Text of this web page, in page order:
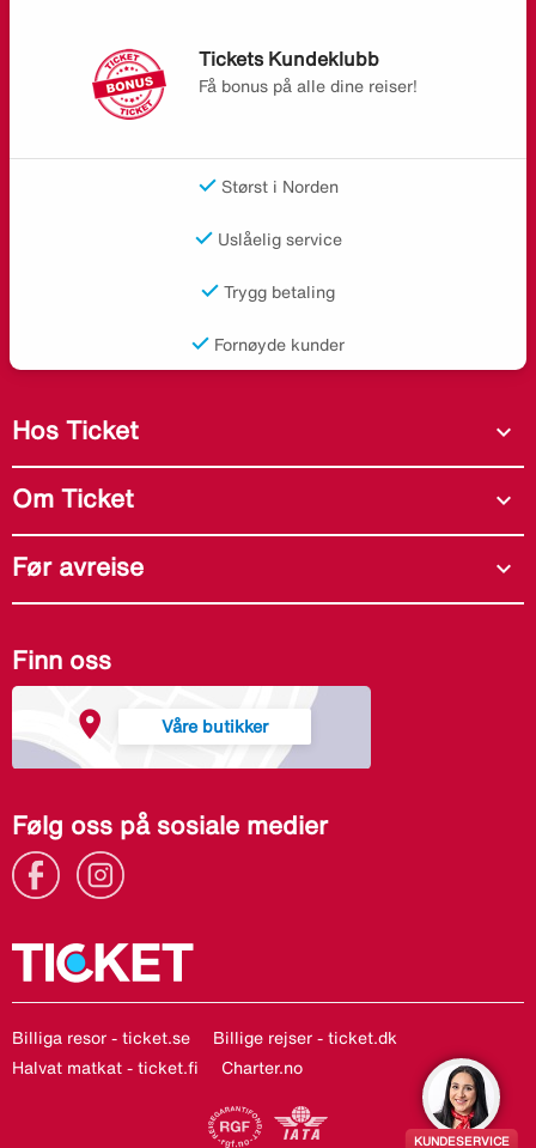
Tickets Kundeklubb
Få bonus på alle dine reiser!
Størst i Norden
Uslåelig service
Trygg betaling
Fornøyde kunder
Hos Ticket expand_more
Om Ticket expand_more
Før avreise expand_more
Finn oss
Våre butikker
Følg oss på sosiale medier
Billiga resor - ticket.se
Billige rejser - ticket.dk
Halvat matkat - ticket.fi
Charter.no
KUNDESERVICE